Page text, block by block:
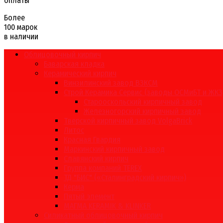
Более
100 марок
в наличии
Облицовочный кирпич
Баварская кладка
Керамический кирпич
Винзилинский завод ВЗКСМ
Строй Керамика Сервис (заводы ОСМиБТ и
Старооскольский кирпичный завод
Железногорский кирпичный завод
Тверской кирпичный завод VolgaBrick
Литос
Красная Гвардия
Маркинский кирпичный завод
Славянский кирпич
Группа компаний TEREX
ТД "БИС" («Сталинградский кирпич»)
Керма
Пятый элемент
МАГМА KERAMIK & KLINKER
Силикатный облицовочный кирпич